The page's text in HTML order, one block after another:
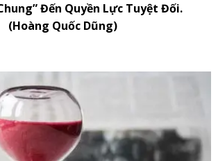
Đến Quyền Lực Tuyệt Đối.
(Hoàng Quốc Dũng)